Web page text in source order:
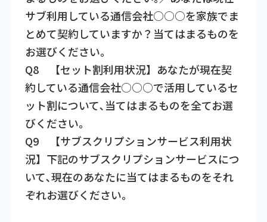
サブ利用している通信会社○○○を家族でま
とめて契約していますか？当てはまるものを
お選びください｡
Q8 【セット割利用状況】あなたが現在契
約している通信会社○○○で活用しているセ
ット割について､当てはまるものを全てお選
びください｡
Q9 【サブスクリプションサービス利用状
況】下記のサブスクリプションサービスにつ
いて､現在のあなたに当てはまるものをそれ
ぞれお選びください｡